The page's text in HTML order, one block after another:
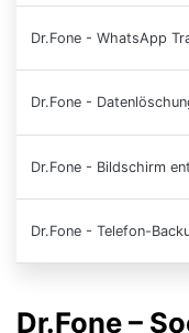
Dr.Fone - WhatsApp
Dr.Fone -
Dr.Fone - Bildschirm
Dr.Fone - Telefon-
Dr.Fone –